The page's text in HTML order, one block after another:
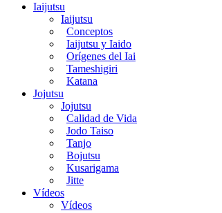
Iaijutsu
Iaijutsu
Conceptos
Iaijutsu y Iaido
Orígenes del Iai
Tameshigiri
Katana
Jojutsu
Jojutsu
Calidad de Vida
Jodo Taiso
Tanjo
Bojutsu
Kusarigama
Jitte
Vídeos
Vídeos